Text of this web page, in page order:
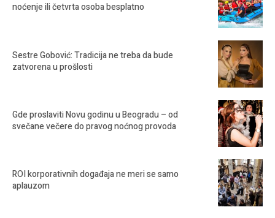
noćenje ili četvrta osoba besplatno
Sestre Gobović: Tradicija ne treba da bude
zatvorena u prošlosti
Gde proslaviti Novu godinu u Beogradu – od
svečane večere do pravog noćnog provoda
ROI korporativnih događaja ne meri se samo
aplauzom